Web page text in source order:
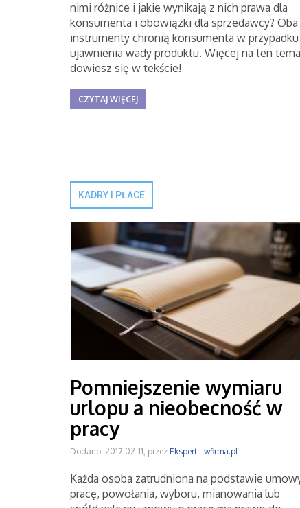
nimi różnice i jakie wynikają z nich prawa dla
konsumenta i obowiązki dla sprzedawcy?
instrumenty chronią konsumenta w przypadku
ujawnienia wady produktu. Więcej na ten
dowiesz się w tekście!
CZYTAJ WIĘCEJ
KADRY I PŁACE
Pomniejszenie wymiaru
urlopu a nieobecność w
pracy
Dodano: 2017-02-11, przez Ekspert - wfirma.pl
Każda osoba zatrudniona na podstawie
pracę, powołania, wyboru, mianowania lub